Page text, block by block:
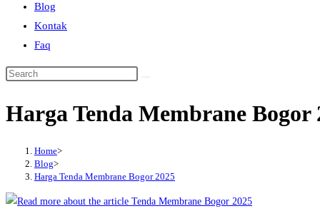
Blog
Kontak
Faq
Search
website
Harga Tenda Membrane Bogor
Home>
Blog>
Harga Tenda Membrane Bogor 2025